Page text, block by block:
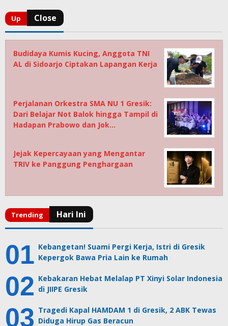
Budidaya Kumis Kucing, Anggota TNI
AL di Sidoarjo Ciptakan Lapangan Kerja
Perjalanan Orkestra SMA NU 1 Gresik:
Dari Belajar Not Balok hingga Tampil di
Hadapan Prabowo dan Jok…
Jejak Kepercayaan yang Mengantar
TRIV ke Panggung Penghargaan
Kebangetan! Suami Pergi Kerja, Istri di Gresik
Kepergok Bawa Pria Lain ke Rumah
Kebakaran Hebat Melalap PT Xinyi Solar Indonesia
di JIIPE Gresik
Tragedi Kapal HAMDAM 1 di Gresik, 2 ABK Tewas
Diduga Hirup Gas Beracun